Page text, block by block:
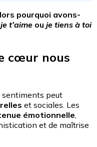
pourquoi avons-
je t’aime ou je tiens à toi
cœur nous
sentiments peut
et sociales. Les
émotionnelle
et de maîtrise